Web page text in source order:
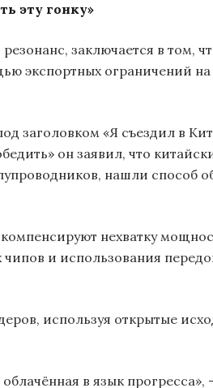
эту гонку»
заключается в том,
экспортных ограничений
заголовком «Я съездил в
он заявил, что
нашли способ
нехватку
и использования
используя открытые
в язык прогресса»,